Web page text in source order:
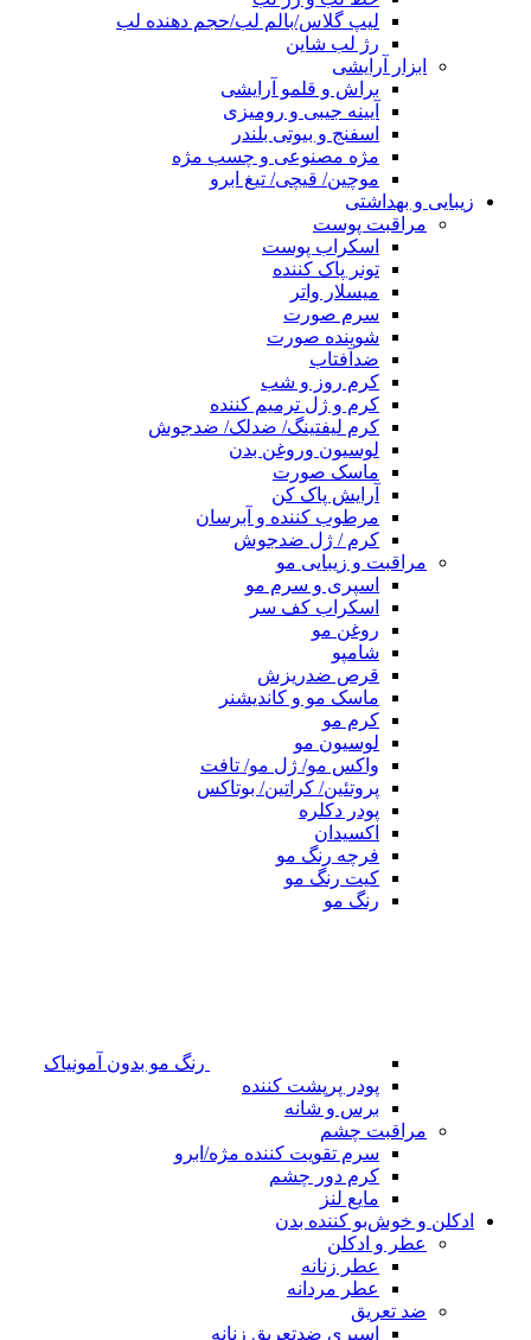
لیپ گلاس/بالم لب/حجم دهنده لب
رژ لب شاین
ابزار آرایشی
براش و قلمو آرایشی
آیینه جیبی و رومیزی
اسفنج و بیوتی بلندر
مژه مصنوعی و چسب مژه
موچین/ قیچی/ تیغ ابرو
زیبایی و بهداشتی
مراقبت پوست
اسکراب پوست
تونر پاک کننده
میسلار واتر
سرم صورت
شوینده صورت
ضدآفتاب
کرم روز و شب
کرم و ژل ترمیم کننده
کرم لیفتینگ/ ضدلک/ ضدجوش
لوسیون وروغن بدن
ماسک صورت
آرایش پاک کن
مرطوب کننده و آبرسان
کرم / ژل ضدجوش
مراقبت و زیبایی مو
اسپری و سرم مو
اسکراب کف سر
روغن مو
شامپو
قرص ضدریزش
ماسک مو و کاندیشنر
کرم مو
لوسیون مو
واکس مو/ ژل مو/ تافت
پروتئین/ کراتین/ بوتاکس
پودر دکلره
اکسیدان
فرچه رنگ مو
کیت رنگ مو
رنگ مو
رنگ مو بدون آمونیاک
پودر پرپشت کننده
برس و شانه
مراقبت چشم
سرم تقویت کننده مژه/ابرو
کرم دور چشم
مایع لنز
ادکلن و خوش‌بو کننده بدن
عطر و ادکلن
عطر زنانه
عطر مردانه
ضد تعریق
اسپری ضدتعریق زنانه